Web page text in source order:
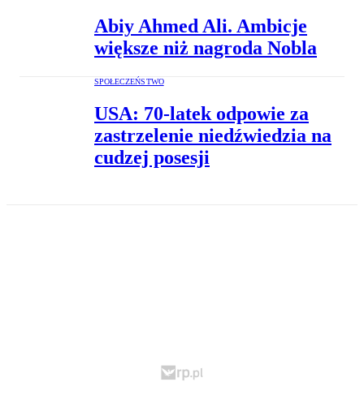
Abiy Ahmed Ali. Ambicje
większe niż nagroda Nobla
SPOŁECZEŃSTWO
USA: 70-latek odpowie za
zastrzelenie niedźwiedzia na
cudzej posesji